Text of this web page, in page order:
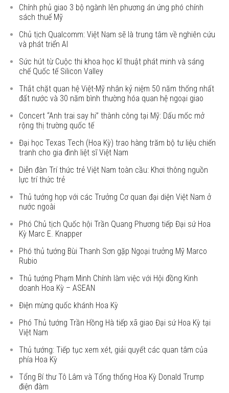
Chính phủ giao 3 bộ ngành lên phương án ứng phó chính
sách thuế Mỹ
Chủ tịch Qualcomm: Việt Nam sẽ là trung tâm về nghiên cứu
và phát triển AI
Sức hút từ Cuộc thi khoa học kĩ thuật phát minh và sáng
chế Quốc tế Silicon Valley
Thắt chặt quan hệ Việt-Mỹ nhân kỷ niệm 50 năm thống nhất
đất nước và 30 năm bình thường hóa quan hệ ngoại giao
Concert “Anh trai say hi” thành công tại Mỹ: Dấu mốc mở
rộng thị trường quốc tế
Đại học Texas Tech (Hoa Kỳ) trao hàng trăm bộ tư liệu chiến
tranh cho gia đình liệt sĩ Việt Nam
Diễn đàn Trí thức trẻ Việt Nam toàn cầu: Khơi thông nguồn
lực trí thức trẻ
Thủ tướng họp với các Trưởng Cơ quan đại diện Việt Nam ở
nước ngoài
Phó Chủ tịch Quốc hội Trần Quang Phương tiếp Đại sứ Hoa
Kỳ Marc E. Knapper
Phó thủ tướng Bùi Thanh Sơn gặp Ngoại trưởng Mỹ Marco
Rubio
Thủ tướng Phạm Minh Chính làm việc với Hội đồng Kinh
doanh Hoa Kỳ – ASEAN
Điện mừng quốc khánh Hoa Kỳ
Phó Thủ tướng Trần Hồng Hà tiếp xã giao Đại sứ Hoa Kỳ tại
Việt Nam
Thủ tướng: Tiếp tục xem xét, giải quyết các quan tâm của
phía Hoa Kỳ
Tổng Bí thư Tô Lâm và Tổng thống Hoa Kỳ Donald Trump
điện đàm